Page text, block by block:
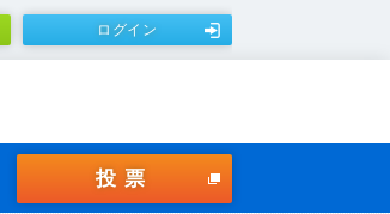
ログイン
投票